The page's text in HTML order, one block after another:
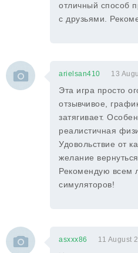
отличный способ
с друзьями.
arielsan410 13
Эта игра просто
отзывчивое,
затягивает.
реалистичная
Удовольствие от
желание
Рекомендую всем
симуляторов!
asxxx86 11 August